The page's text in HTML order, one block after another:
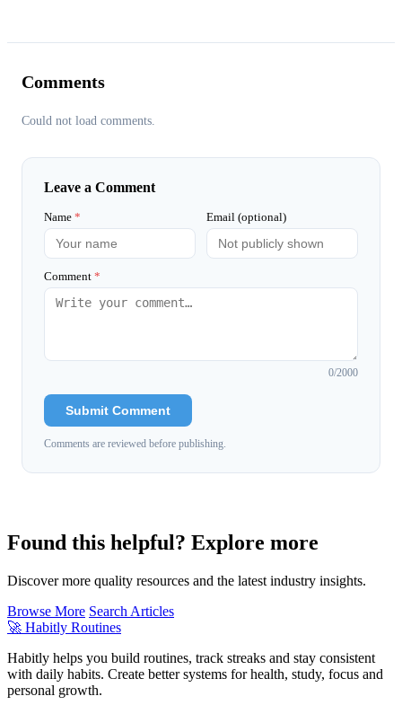
Comments
Could not load comments.
Leave a Comment
Name * Email (optional)
Comment *
0/2000
Submit Comment
Comments are reviewed before publishing.
Found this helpful? Explore more
Discover more quality resources and the latest industry insights.
Browse More Search Articles
🚀 Habitly Routines
Habitly helps you build routines, track streaks and stay consistent
with daily habits. Create better systems for health, study, focus and
personal growth.